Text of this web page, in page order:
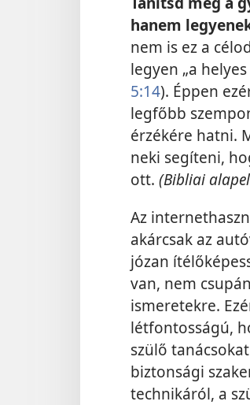
hanem
nem is ez a
legyen „a
5:14). Éppen
legfőbb
érzékére hatni.
neki segíteni,
ott. (Bibliai
Az
akárcsak az
józan
van, nem
ismeretekre.
létfontosságú,
szülő
biztonsági
technikáról, a